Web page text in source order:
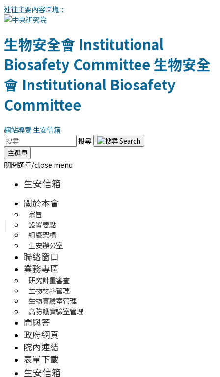
連往主要內容區塊:::
生物安全會 Institutional
Biosafety Committee生物安全
會 Institutional Biosafety
Committee
網站導覽生安信箱
搜尋
主選單
關閉選單/close menu
生安信箱
關於本會
宗旨
設置要點
組織架構
生安辦公室
聯絡窗口
業務專區
研究計畫審查
生物材料管理
生物實驗室管理
高防護實驗室管理
問與答
政府網頁
院內連結
表單下載
生安信箱